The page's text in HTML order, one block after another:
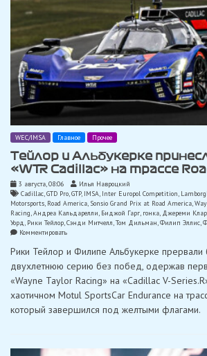
WEC/IMSA Главное Прочее
Тейлор и Альбукерке
«WTR Cadillac» на трассе
3 августа, 08:06
Илья Навроцкий
Cadillac,GTD Pro,GTP, IMSA, Inter Europol Competition,
Motorsports, Road America, Sonsio Grand Prix at Road America,
Racing,Андреа Кальдарелли, Биджой Гарг, гонка, Джереми
Уорд, Рики Тейлор,Сэнди Митчелл,Том Дильман,Филип Эллис,
Комментироватьon
и
Альбукерке
принесли
победу
«WTR
Cadillac»
на
Рики Тейлор и Филипе Альбукерке
двухлетнюю серию без побед, одержав
«Wayne Taylor Racing» на «Cadillac V-
хаотичном Motul SportsCar Endurance на
который завершился под желтыми флагами.